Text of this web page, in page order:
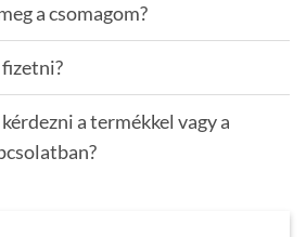
a csomagom?
a termékkel vagy a